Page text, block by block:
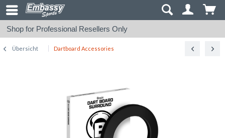
Shop for Professional Resellers Only
Übersicht Dartboard Accessories